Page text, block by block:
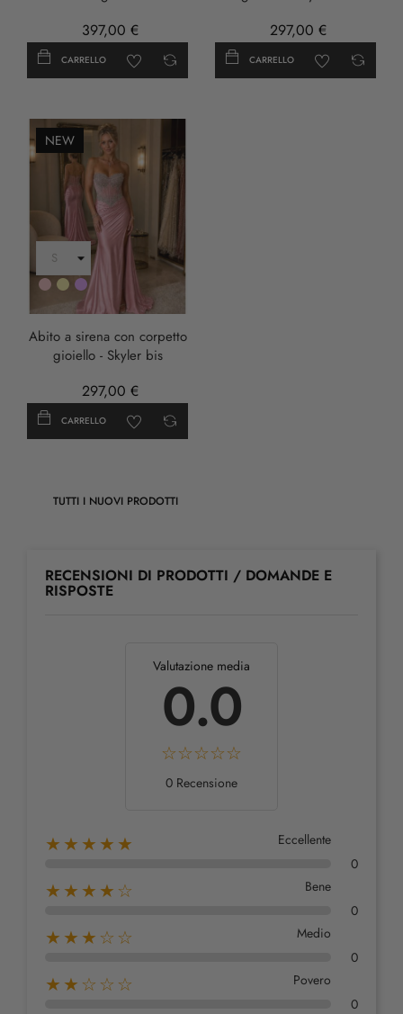
397,00 €
CARRELLO
297,00 €
CARRELLO
NEW
RosaOroLILLA
Abito a sirena con corpetto
gioiello - Skyler bis
297,00 €
CARRELLO
TUTTI I NUOVI PRODOTTI
RECENSIONI DI PRODOTTI / DOMANDE E
RISPOSTE
Valutazione media
0.0
0 Recensione
★★★★★
Eccellente
0
★★★★☆
Bene
0
★★★☆☆
Medio
0
★★☆☆☆
Povero
0